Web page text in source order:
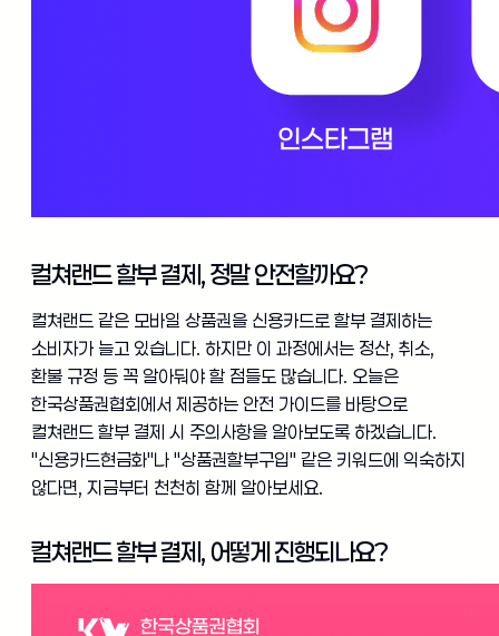
컬쳐랜드 할부 결제, 정말 안전할까요?
컬쳐랜드 같은 모바일 상품권을 신용카드로 할부 결제하는
소비자가 늘고 있습니다. 하지만 이 과정에서는 정산, 취소,
환불 규정 등 꼭 알아둬야 할 점들도 많습니다. 오늘은
한국상품권협회에서 제공하는 안전 가이드를 바탕으로
컬쳐랜드 할부 결제 시 주의사항을 알아보도록 하겠습니다.
"신용카드현금화"나 "상품권할부구입" 같은 키워드에 익숙하지
않다면, 지금부터 천천히 함께 알아보세요.
컬쳐랜드 할부 결제, 어떻게 진행되나요?